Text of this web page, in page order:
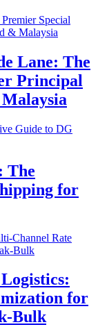
Lane: The
Principal
The
for
for
Bulk